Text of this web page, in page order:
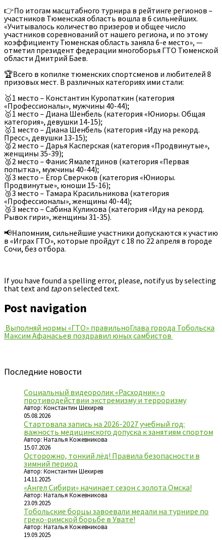
👉По итогам масштабного турнира в рейтинге регионов –
участников Тюменская область вошла в 6 сильнейших.
«Учитывалось количество призеров и общее число
участников соревнований от нашего региона, и по этому
коэффициенту Тюменская область заняла 6-е место», —
отметил президент федерации многоборья ГТО Тюменской
области Дмитрий Баев.
🏆Всего в копилке тюменских спортсменов и любителей 8
призовых мест. В различных категориях ими стали:
🥇1 место – Константин Куропаткин (категория
«Профессионалы», мужчины 40-44);
🥇1 место – Диана Шенбель (категория «Юниоры. Общая
категория», девушки 14-15);
🥇1 место – Диана Шенбель (категория «Иду на рекорд.
Пресс», девушки 13-15);
🥈2 место – Дарья Касперская (категория «Продвинутые»,
женщины 35-39);
🥈2 место – Фанис Ямалетдинов (категория «Первая
попытка», мужчины 40-44);
🥉3 место – Егор Сверчков (категория «Юниоры.
Продвинутые», юноши 15-16);
🥉3 место – Тамара Красильникова (категория
«Профессионалы», женщины 40-44);
🥉3 место – Сабина Куликова (категория «Иду на рекорд.
Рывок гири», женщины 31-35).
📢Напомним, сильнейшие участники допускаются к участию
в «Играх ГТО», которые пройдут с 18 по 22 апреля в городе
Сочи, без отбора.
If you have found a spelling error, please, notify us by selecting
that text and tapon selected text.
Post navigation
Выполняй нормы «ГТО» правильноГлава города Тобольска
Максим Афанасьев поздравил юных самбистов
Последние новости
Социальный видеоролик «Расходник» о
противодействии экстремизму и терроризму
Автор: Константин Шехирев
05.08.2026
Стартовала запись на 2026-2027 учебный год:
важность медицинского допуска к занятиям спортом
Автор: Наталья Кожевникова
15.07.2026
Осторожно, тонкий лёд! Правила безопасности в
зимний период
Автор: Константин Шехирев
14.11.2025
«Ангел Сибири» начинает сезон с золота Омска!
Автор: Наталья Кожевникова
23.09.2025
Тобольские борцы завоевали медали на турнире по
греко-римской борьбе в Увате!
Автор: Наталья Кожевникова
19.09.2025